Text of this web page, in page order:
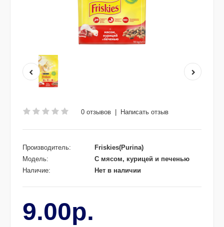
0 отзывов Написать отзыв
Производитель:
Friskies(Purina)
Модель:
C мясом, курицей и печенью
Наличие:
Нет в наличии
9.00р.